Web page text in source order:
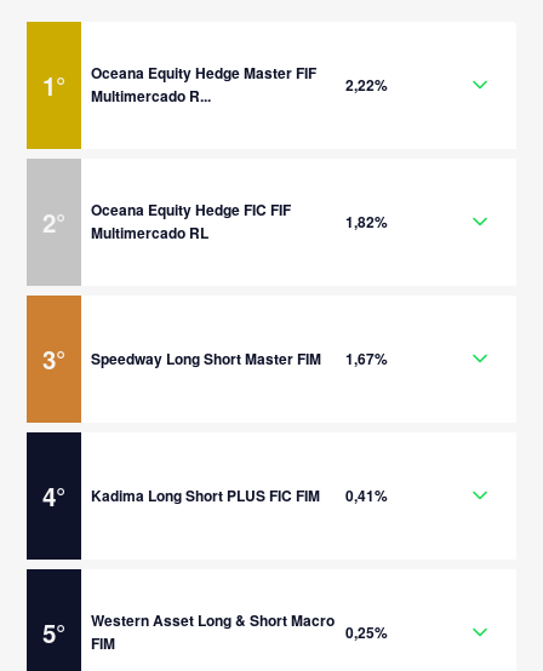
1°
Oceana Equity Hedge Master FIF
Multimercado R...
2,22%
2°
Oceana Equity Hedge FIC FIF
Multimercado RL
1,82%
3° Speedway Long Short Master FIM 1,67%
4° Kadima Long Short PLUS FIC FIM 0,41%
5°
Western Asset Long & Short Macro
FIM
0,25%